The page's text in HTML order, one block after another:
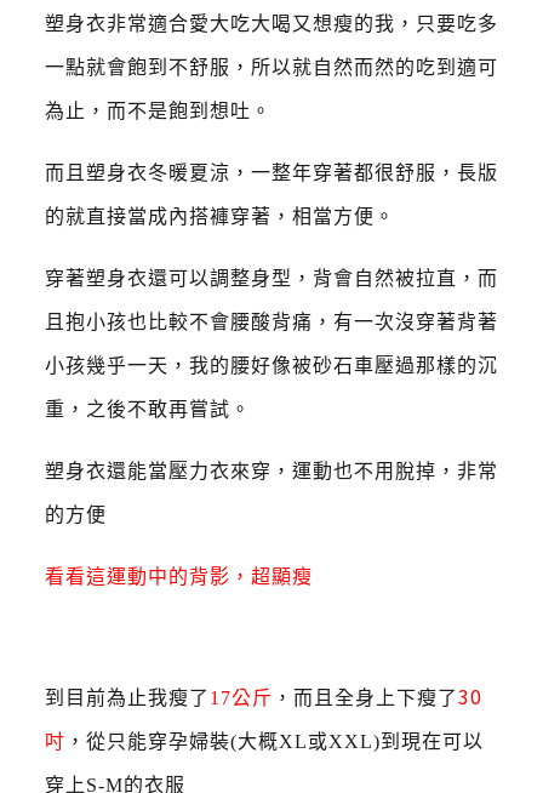
塑身衣非常適合愛大吃大喝又想瘦的我，只要吃多
一點就會飽到不舒服，所以就自然而然的吃到適可
為止，而不是飽到想吐。
而且塑身衣冬暖夏涼，一整年穿著都很舒服，長版
的就直接當成內搭褲穿著，相當方便。
穿著塑身衣還可以調整身型，背會自然被拉直，而
且抱小孩也比較不會腰酸背痛，有一次沒穿著背著
小孩幾乎一天，我的腰好像被砂石車壓過那樣的沉
重，之後不敢再嘗試。
塑身衣還能當壓力衣來穿，運動也不用脫掉，非常
的方便
看看這運動中的背影，超顯瘦
到目前為止我瘦了 17公斤 ，而且全身上下瘦了30
吋 ，從只能穿孕婦裝(大概XL或XXL)到現在可以
穿上S-M的衣服